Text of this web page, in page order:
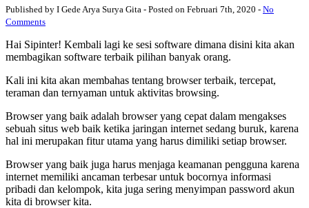
Published by I Gede Arya Surya Gita - Posted on Februari 7th, 2020 - No
Comments
Hai Sipinter! Kembali lagi ke sesi software dimana disini kita akan
membagikan software terbaik pilihan banyak orang.
Kali ini kita akan membahas tentang browser terbaik, tercepat,
teraman dan ternyaman untuk aktivitas browsing.
Browser yang baik adalah browser yang cepat dalam mengakses
sebuah situs web baik ketika jaringan internet sedang buruk, karena
hal ini merupakan fitur utama yang harus dimiliki setiap browser.
Browser yang baik juga harus menjaga keamanan pengguna karena
internet memiliki ancaman terbesar untuk bocornya informasi
pribadi dan kelompok, kita juga sering menyimpan password akun
kita di browser kita.